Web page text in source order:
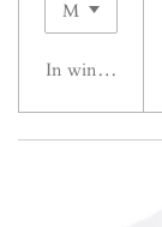
In winkelwagen